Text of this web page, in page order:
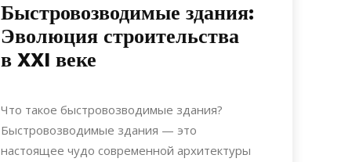
Быстровозводимые здания:
Эволюция строительства
в XXI веке
02.09.2024
Что такое быстровозводимые здания?
Быстровозводимые здания — это
настоящее чудо современной архитектуры